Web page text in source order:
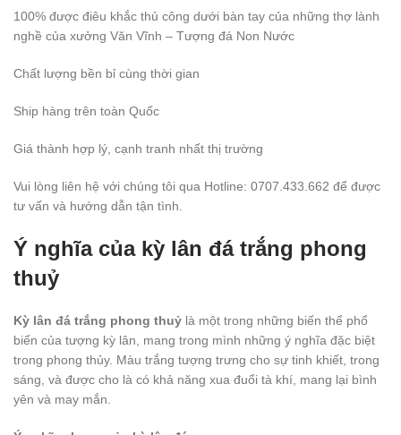
100% được điêu khắc thủ công dưới bàn tay của những thợ lành
nghề của xưởng Văn Vĩnh – Tượng đá Non Nước
Chất lượng bền bỉ cùng thời gian
Ship hàng trên toàn Quốc
Giá thành hợp lý, cạnh tranh nhất thị trường
Vui lòng liên hệ với chúng tôi qua Hotline: 0707.433.662 để được
tư vấn và hướng dẫn tận tình.
Ý nghĩa của kỳ lân đá trắng phong
thuỷ
Kỳ lân đá trắng phong thuỷ là một trong những biến thể phổ
biến của tượng kỳ lân, mang trong mình những ý nghĩa đặc biệt
trong phong thủy. Màu trắng tượng trưng cho sự tinh khiết, trong
sáng, và được cho là có khả năng xua đuổi tà khí, mang lại bình
yên và may mắn.